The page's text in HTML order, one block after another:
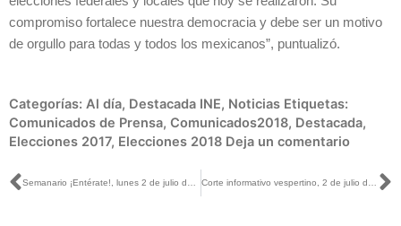
compromiso fortalece nuestra democracia y debe ser un motivo
de orgullo para todas y todos los mexicanos”, puntualizó.
Categorías: Al día, Destacada INE, Noticias Etiquetas:
Comunicados de Prensa, Comunicados2018, Destacada,
Elecciones 2017, Elecciones 2018 Deja un comentario
Ant Semanario ¡Entérate!, lunes 2 de julio de 2018 Corte informativo vespertino, 2 de julio de 2018